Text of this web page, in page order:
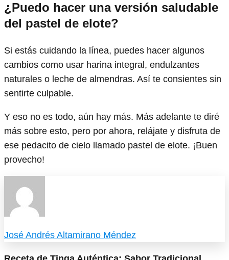
¿Puedo hacer una versión saludable
del pastel de elote?
Si estás cuidando la línea, puedes hacer algunos
cambios como usar harina integral, endulzantes
naturales o leche de almendras. Así te consientes sin
sentirte culpable.
Y eso no es todo, aún hay más. Más adelante te diré
más sobre esto, pero por ahora, relájate y disfruta de
ese pedacito de cielo llamado pastel de elote. ¡Buen
provecho!
José Andrés Altamirano Méndez